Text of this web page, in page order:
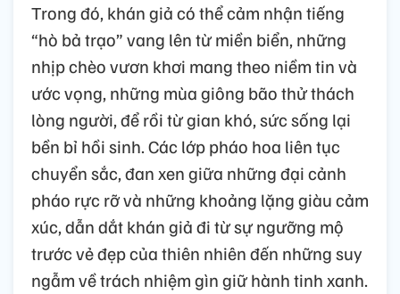
Trong đó, khán giả có thể cảm nhận tiếng
“hò bả trạo” vang lên từ miền biển, những
nhịp chèo vươn khơi mang theo niềm tin và
ước vọng, những mùa giông bão thử thách
lòng người, để rồi từ gian khó, sức sống lại
bền bỉ hồi sinh. Các lớp pháo hoa liên tục
chuyển sắc, đan xen giữa những đại cảnh
pháo rực rỡ và những khoảng lặng giàu cảm
xúc, dẫn dắt khán giả đi từ sự ngưỡng mộ
trước vẻ đẹp của thiên nhiên đến những suy
ngẫm về trách nhiệm gìn giữ hành tinh xanh.